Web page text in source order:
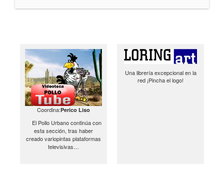
Coordina:Perico Liso
El Pollo Urbano continúa con
esta sección, tras haber
creado variopintas plataformas
televisivas…
Una librería excepcional en la
red ¡Pincha el logo!